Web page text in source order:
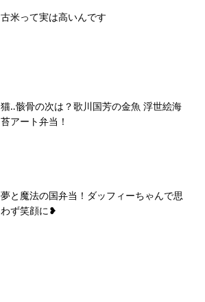
古米って実は高いんです
猫‥骸骨の次は？歌川国芳の金魚 浮世絵海
苔アート弁当！
夢と魔法の国弁当！ダッフィーちゃんで思
わず笑顔に❥